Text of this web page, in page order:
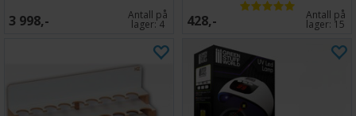
3 998,- Antall på
lager:4 428,- Antall på
lager: 15